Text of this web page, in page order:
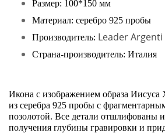
Размер: 100*150 мм
Материал: серебро 925 пробы
Производитель: Leader Argenti
Страна-производитель: Италия
Икона с изображением образа Иисуса
из серебра 925 пробы с
позолотой. Все детали отшлифованы
получения глубины гравировки и